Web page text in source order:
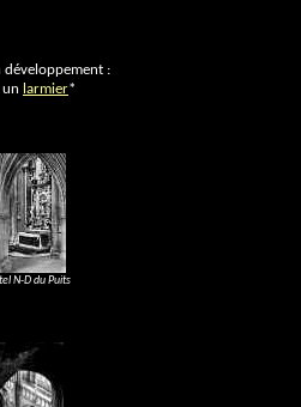
développement :
larmier*
N-D du Puits